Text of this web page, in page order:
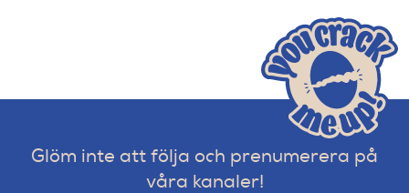
Glöm inte att följa och prenumerera på
våra kanaler!